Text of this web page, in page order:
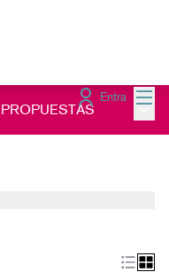
Entra
PROPUESTAS